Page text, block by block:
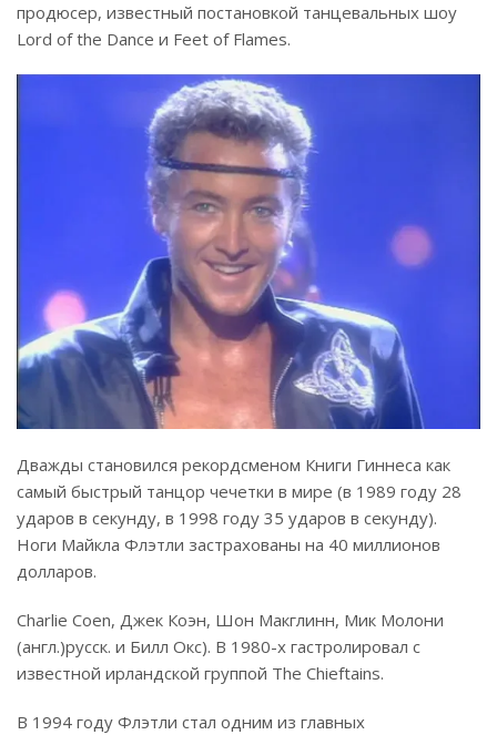
продюсер, известный постановкой танцевальных шоу
Lord of the Dance и Feet of Flames.
Дважды становился рекордсменом Книги Гиннеса как
самый быстрый танцор чечетки в мире (в 1989 году 28
ударов в секунду, в 1998 году 35 ударов в секунду).
Ноги Майкла Флэтли застрахованы на 40 миллионов
долларов.
Charlie Coen, Джек Коэн, Шон Макглинн, Мик Молони
(англ.)русск. и Билл Окс). В 1980-х гастролировал с
известной ирландской группой The Chieftains.
В 1994 году Флэтли стал одним из главных